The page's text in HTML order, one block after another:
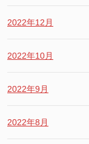
2022年12月
2022年10月
2022年9月
2022年8月